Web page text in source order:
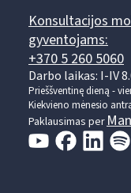
Konsultacijos
gyventojams:
+370 5 260 5060
Darbo laikas: I-IV
Prieššventinę dieną -
Kiekvieno mėnesio
Paklausimas per